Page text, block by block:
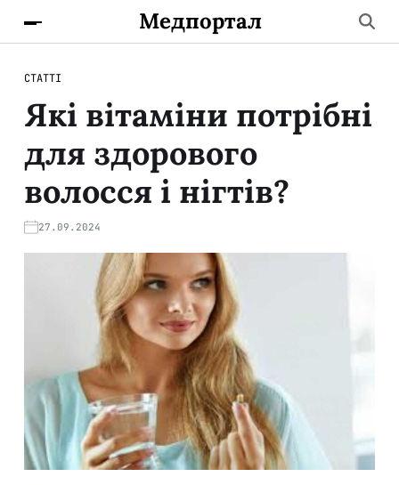
Медпортал
СТАТТІ
Які вітаміни потрібні
для здорового
волосся і нігтів?
27.09.2024